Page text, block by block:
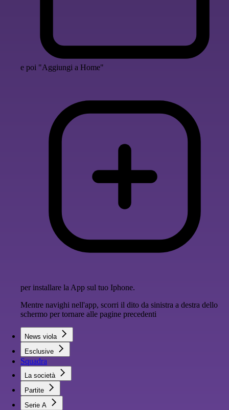
e poi "Aggiungi a Home"
per installare la App sul tuo Iphone.
Mentre navighi nell'app, scorri il dito da sinistra a destra dello
schermo per tornare alle pagine precedenti
News viola
Esclusive
Squadra
La società
Partite
Serie A